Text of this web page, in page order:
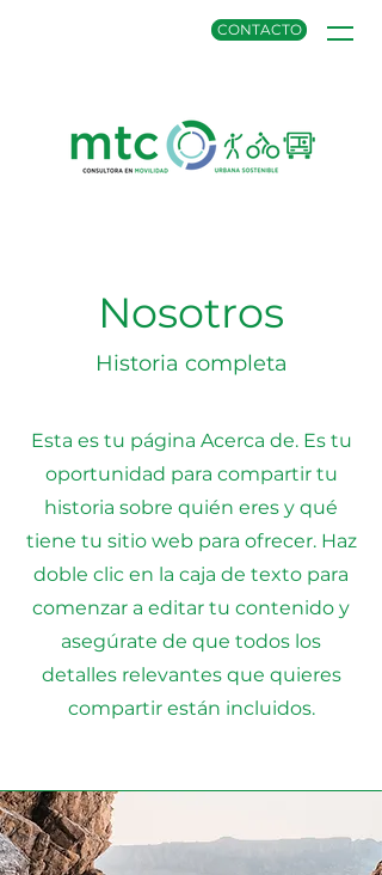
CONTACTO
Nosotros
Historia completa
Esta es tu página Acerca de. Es tu
oportunidad para compartir tu
historia sobre quién eres y qué
tiene tu sitio web para ofrecer. Haz
doble clic en la caja de texto para
comenzar a editar tu contenido y
asegúrate de que todos los
detalles relevantes que quieres
compartir están incluidos.